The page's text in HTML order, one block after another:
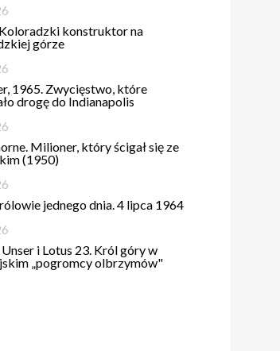
konstruktor na
górze
1965. Zwycięstwo, które
drogę do Indianapolis
Milioner, który ścigał się ze
(1950)
jednego dnia. 4 lipca 1964
i Lotus 23. Król góry w
„pogromcy olbrzymów"